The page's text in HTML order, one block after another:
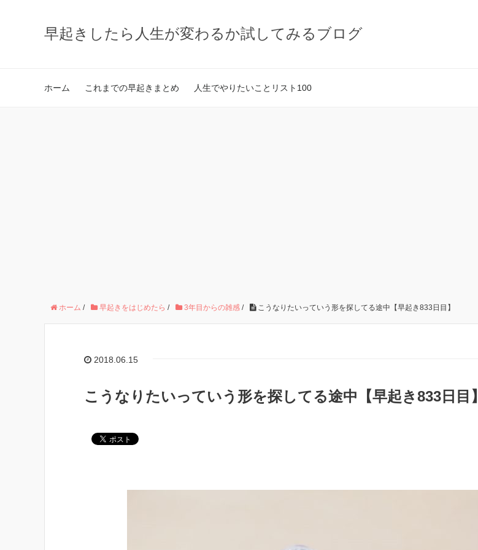
早起きしたら人生が変わるか試してみるブログ
ホーム これまでの早起きまとめ 人生でやりたいことリスト100
ホーム / 早起きをはじめたら / 3年目からの雑感 / こうなりたいっていう形を探してる途中【早起き833日目】
2018.06.15
こうなりたいっていう形を探してる途中【早起き833日目】